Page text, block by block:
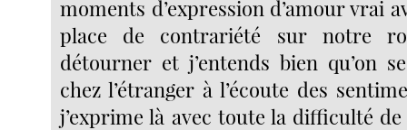
moments d’expression d’amour vrai
place de contrariété sur notre
détourner et j’entends bien qu’on
chez l’étranger à l’écoute des
j’exprime là avec toute la difficulté